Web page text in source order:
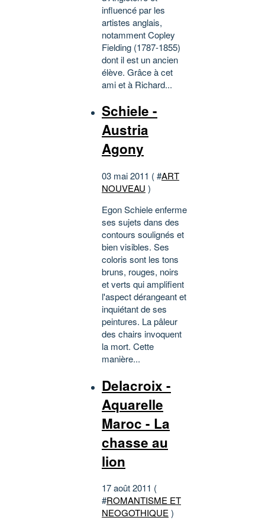
influencé par les
artistes anglais,
notamment Copley
Fielding (1787-1855)
dont il est un ancien
élève. Grâce à cet
ami et à Richard...
Schiele -
Austria
Agony
03 mai 2011 ( #ART
NOUVEAU )
Egon Schiele enferme
ses sujets dans des
contours soulignés et
bien visibles. Ses
coloris sont les tons
bruns, rouges, noirs
et verts qui amplifient
l'aspect dérangeant et
inquiétant de ses
peintures. La pâleur
des chairs invoquent
la mort. Cette
manière...
Delacroix -
Aquarelle
Maroc - La
chasse au
lion
17 août 2011 (
#ROMANTISME ET
NEOGOTHIQUE)